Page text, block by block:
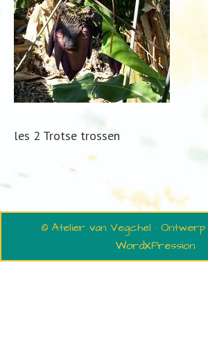
les 2 Trotse trossen
© Atelier van Vegchel ·
WordXPression